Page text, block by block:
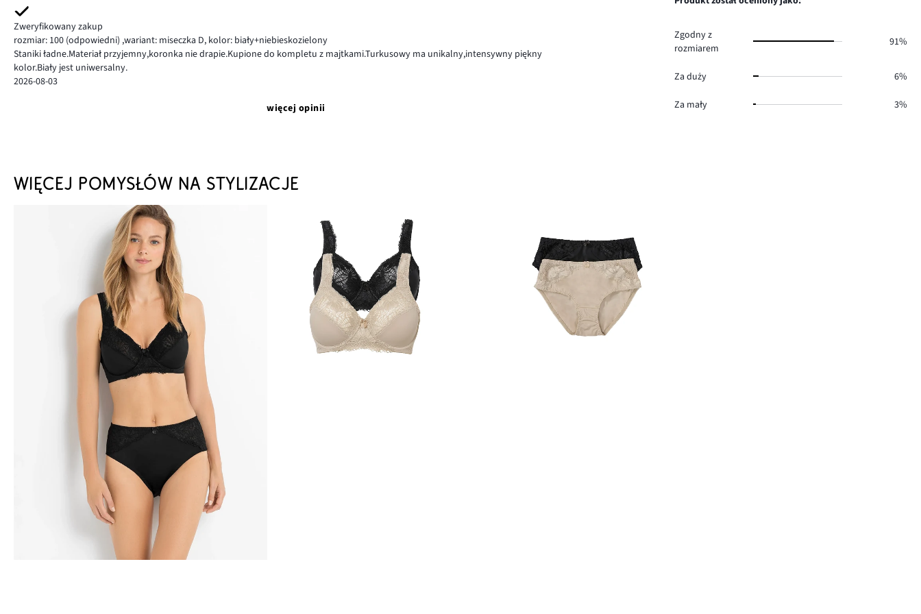
Zweryfikowany zakup
rozmiar: 100 (odpowiedni) ,wariant: miseczka D, kolor: biały+niebieskozielony
Staniki ładne.Materiał przyjemny,koronka nie drapie.Kupione do kompletu z majtkami.Turkusowy ma unikalny,intensywny piękny
kolor.Biały jest uniwersalny.
2026-08-03
więcej opinii
Zgodny z
rozmiarem
91%
Za duży 6%
Za mały 3%
WIĘCEJ POMYSŁÓW NA STYLIZACJE